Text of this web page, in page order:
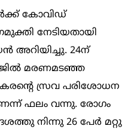
കോവിഡ്
നേടിയതായി
അറിയിച്ചു. 24ന്
മരണമടഞ്ഞ
സ്രവ പരിശോധന
ഫലം വന്നു. രോഗം
നിന്നു 26 പേർ മറ്റു